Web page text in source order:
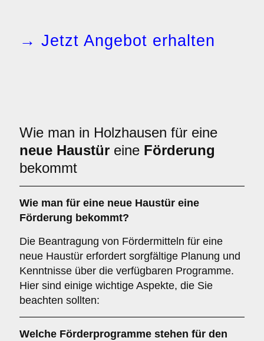
→ Jetzt Angebot erhalten
Wie man in Holzhausen für eine
neue Haustür eine Förderung
bekommt
Wie man für eine neue Haustür eine
Förderung bekommt?
Die Beantragung von Fördermitteln für eine
neue Haustür erfordert sorgfältige Planung und
Kenntnisse über die verfügbaren Programme.
Hier sind einige wichtige Aspekte, die Sie
beachten sollten:
Welche Förderprogramme stehen für den